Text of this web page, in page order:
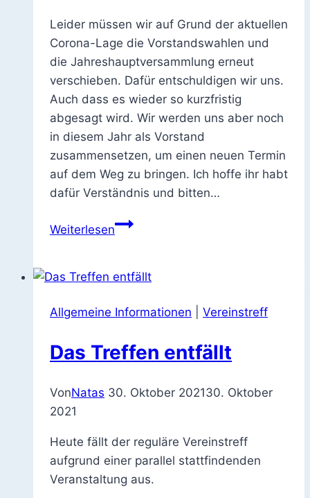
Leider müssen wir auf Grund der aktuellen
Corona-Lage die Vorstandswahlen und
die Jahreshauptversammlung erneut
verschieben. Dafür entschuldigen wir uns.
Auch dass es wieder so kurzfristig
abgesagt wird. Wir werden uns aber noch
in diesem Jahr als Vorstand
zusammensetzen, um einen neuen Termin
auf dem Weg zu bringen. Ich hoffe ihr habt
dafür Verständnis und bitten…
WeiterlesenJahreshauptversammlung
Allgemeine Informationen Vereinstreff
Das Treffen entfällt
VonNatas 30. Oktober 202130. Oktober
2021
Heute fällt der reguläre Vereinstreff
aufgrund einer parallel stattfindenden
Veranstaltung aus.